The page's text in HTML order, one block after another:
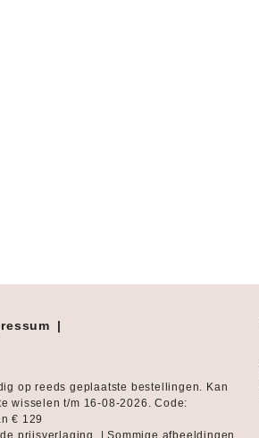
|
op reeds geplaatste bestellingen. Kan
wisselen t/m 16-08-2026. Code:
€ 129
prijsverlaging. | Sommige afbeeldingen